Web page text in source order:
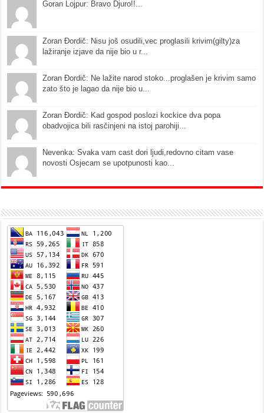
Goran Lojpur: Bravo Djuro!!...
Zoran Đordič: Nisu još osudili,vec proglasili krivim(gilty)za
lažiranje izjave da nije bio u r...
Zoran Đordič: Ne lažite narod stoko...proglašen je krivim samo
zato što je lagao da nije bio u...
Zoran Đordič: Kad gospod poslozi kockice dva popa
obadvojica bili rasčinjeni na istoj parohiji...
Nevenka: Svaka vam cast dori ljudi,redovno citam vase
novosti Osjecam se upotpunosti kao...